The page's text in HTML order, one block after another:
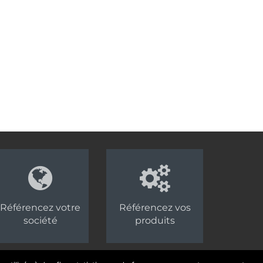
Référencez votre
société
Référencez vos
produits